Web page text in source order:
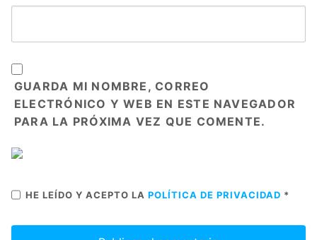
GUARDA MI NOMBRE, CORREO
ELECTRÓNICO Y WEB EN ESTE NAVEGADOR
PARA LA PRÓXIMA VEZ QUE COMENTE.
HE LEÍDO Y ACEPTO LA POLÍTICA DE PRIVACIDAD *